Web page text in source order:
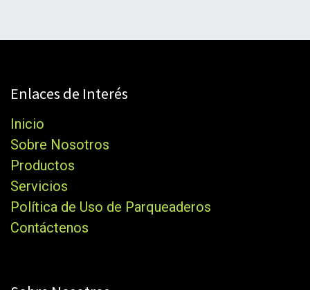
Enlaces de Interés
Inicio
Sobre Nosotros
Productos
Servicios
Política de Uso de Parqueaderos
Contáctenos